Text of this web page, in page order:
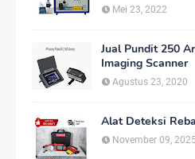
Mei 23, 2022
Jual Pundit 250
Imaging Scanner
Agustus 23, 2020
Alat Deteksi
November 09, 2025